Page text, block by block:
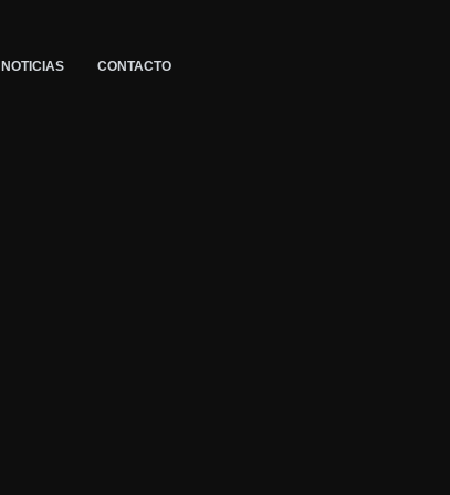
NOTICIAS CONTACTO